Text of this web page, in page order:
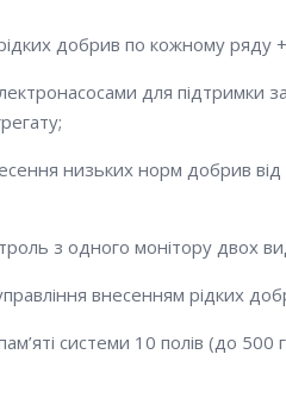
добрив по кожному ряду
для підтримки
низьких норм добрив
з одного монітору двох
внесенням рідких
системи 10 полів (до